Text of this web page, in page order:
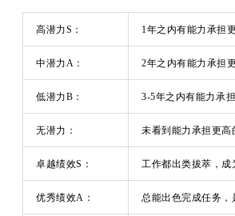
高潜力S： 1年之内有能力承担
中潜力A： 2年之内有能力承担
低潜力B： 3-5年之内有能力承
无潜力： 未看到能力承担更高
卓越绩效S： 工作都出类拔萃，成
优秀绩效A： 总能出色完成任务，